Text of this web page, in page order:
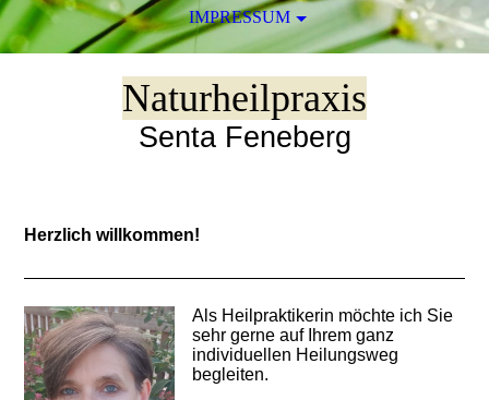
Naturheilpraxis
Senta Feneberg
Herzlich willkommen!
Als Heilpraktikerin möchte ich Sie
sehr gerne auf Ihrem ganz
individuellen Heilungsweg
begleiten.
IMPRESSUM